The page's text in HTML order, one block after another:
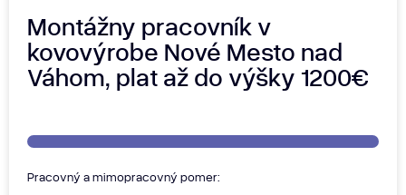
Montážny pracovník v
kovovýrobe Nové Mesto nad
Váhom, plat až do výšky 1200€
Pracovný a mimopracovný pomer: